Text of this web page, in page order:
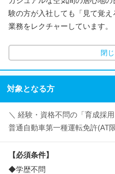
験の方が入社しても「見て覚
業務をレクチャーしています。
閉
対象となる方
＼ 経験・資格不問の「育成採
普通自動車第一種運転免許(AT
【必須条件】
◆学歴不問